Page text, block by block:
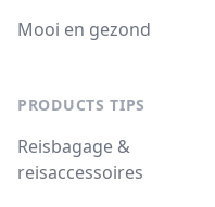
Mooi en gezond
PRODUCTS TIPS
Reisbagage &
reisaccessoires